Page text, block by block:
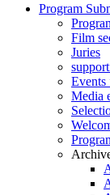
Program
Film
Juries
Events
Media